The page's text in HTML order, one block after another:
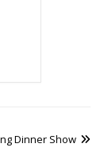
Dinner Show